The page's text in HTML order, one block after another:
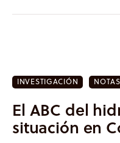
INVESTIGACIÓN NOTAS
El ABC del
situación en